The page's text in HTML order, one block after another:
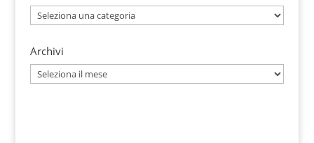
Categorie
Archivi
Archivi